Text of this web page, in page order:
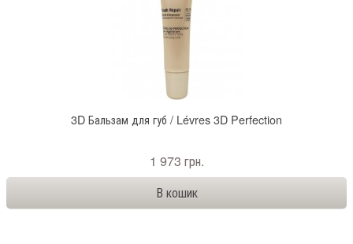
3D Бальзам для губ / Lévres 3D Perfection
1 973 грн.